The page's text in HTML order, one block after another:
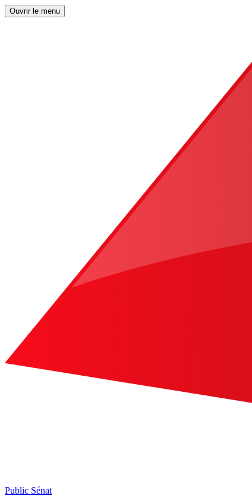
Ouvrir le menu
Public Sénat